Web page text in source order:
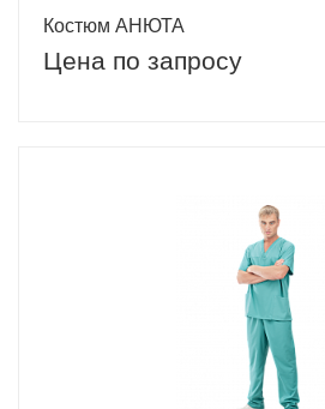
Костюм АНЮТА
Цена по запросу